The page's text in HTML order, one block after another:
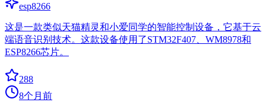
esp8266
这是一款类似天猫精灵和小爱同学的智能控制设备，它基于云
端语音识别技术。这款设备使用了STM32F407、WM8978和
ESP8266芯片。
288
8个月前